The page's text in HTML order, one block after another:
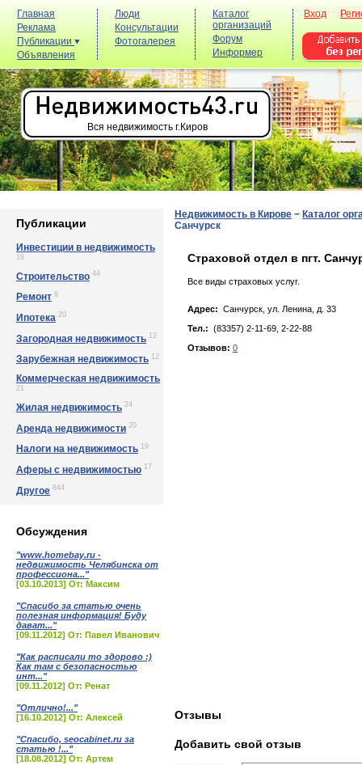
Главная
Реклама
Публикации
Объявления
Люди
Консультации
Фотогалерея
Каталог
организаций
Форум
Информер
Вход
Вся недвижимость г.Киров
Публикации
Инвестиции в недвижимость
19
Строительство 44
Ремонт 9
Ипотека 20
Загородная недвижимость 12
Зарубежная недвижимость 12
Коммерческая недвижимость
21
Жилая недвижимость 24
Аренда недвижимости 20
Налоги на недвижимость 19
Аферы с недвижимостью 17
Другое 844
Обсуждения
"www.homebay.ru -
недвижимость Челябинска от
профессиона..."
[03.10.2013] От: Максим
"Спасибо за статью очень
полезная информация! Буду
дават..."
[09.11.2012] От: Павел Иванович
"Как расписали то здорово :)
Как там с безопасностью
инт..."
[09.11.2012] От: Ренат
"Отлично!..."
[16.10.2012] От: Алексей
"Спасибо, seocabinet.ru за
статью !..."
[18.08.2012] От: Артем
Недвижимость в Кирове − Каталог
Санчурск
Страховой отдел в пгт.
Все виды страховых услуг.
Адрес: Санчурск, ул. Лeнинa, д. 33
Тел.: (83357) 2-11-69, 2-22-88
Отзывов: 0
Отзывы
Добавить свой отзыв